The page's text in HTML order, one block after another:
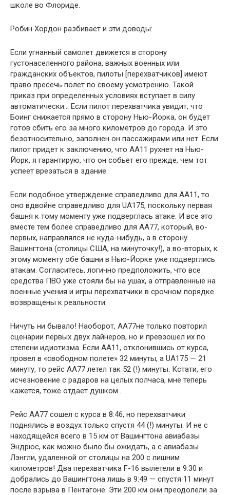
школе во Флориде.
Робин Хордон разбивает и эти доводы:
Если угнанный самолет движется в сторону
густонаселенного района, важных военных или
гражданских объектов, пилоты [перехватчиков] имеют
право пресечь полет по своему усмотрению. Такой
приказ при определенных условиях вступает в силу
автоматически… Если пилот перехватчика увидит, что
Боинг снижается прямо в сторону Нью-Йорка, он будет
готов сбить его за много километров до города. И это
безотносительно, заполнен он пассажирами или нет. Если
пилот придет к заключению, что АА11 рухнет на Нью-
Йорк, я гарантирую, что он собьет его прежде, чем тот
успеет врезаться в здание.
Если подобное утверждение справедливо для АА11, то
оно вдвойне справедливо для UA175, поскольку первая
башня к тому моменту уже подверглась атаке. И все это
вместе тем более справедливо для АА77, который, во-
первых, направлялся не куда-нибудь, а в сторону
Вашингтона (столицы США, на минуточку!), а во-вторых, к
этому моменту обе башни в Нью-Йорке уже подверглись
атакам. Согласитесь, логично предположить, что все
средства ПВО уже стояли бы на ушах, а отправленные на
военные учения и игры перехватчики в срочном порядке
возвращены к реальности.
Ничуть ни бывало! Наоборот, АА77не только повторил
сценарии первых двух лайнеров, но и превзошел их по
степени идиотизма. Если АА11, отклонившись от курса,
провел в «свободном полете» 32 минуты, a UA175 — 21
минуту, то рейс АА77 летел так 52 (!) минуты. Кстати, его
исчезновение с радаров на целых полчаса, мне теперь
кажется, тоже отдает душком…
Рейс АА77 сошел с курса в 8:46, но перехватчики
поднялись в воздух только спустя 44 (!) минуты. И не с
находящейся всего в 15 км от Вашингтона авиабазы
Эндрюс, как можно было бы ожидать, а с авиабазы
Лэнгли, удаленной от столицы на 200 с лишним
километров! Два перехватчика F-16 вылетели в 9:30 и
добрались до Вашингтона лишь в 9:49 — спустя 11 минут
после взрыва в Пентагоне. Эти 200 км они преодолели за